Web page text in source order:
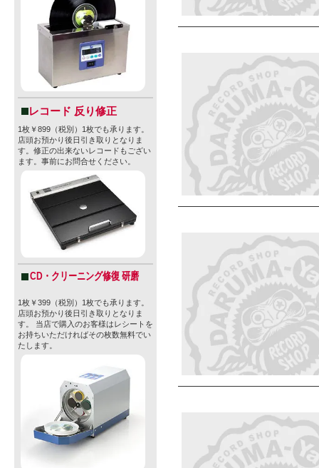
レコード 反り修正
1枚￥899（税別）1枚でも承ります。
店頭お預かり後日引き取りとなりま
す。修正の出来ないレコードもござい
ます。事前にお問合せください。
CD・クリーニング修復 研磨
1枚￥399（税別）1枚でも承ります。
店頭お預かり後日引き取りとなりま
す。 当店で購入のお客様はレシートを
お持ちいただければその枚数無料でい
たします。